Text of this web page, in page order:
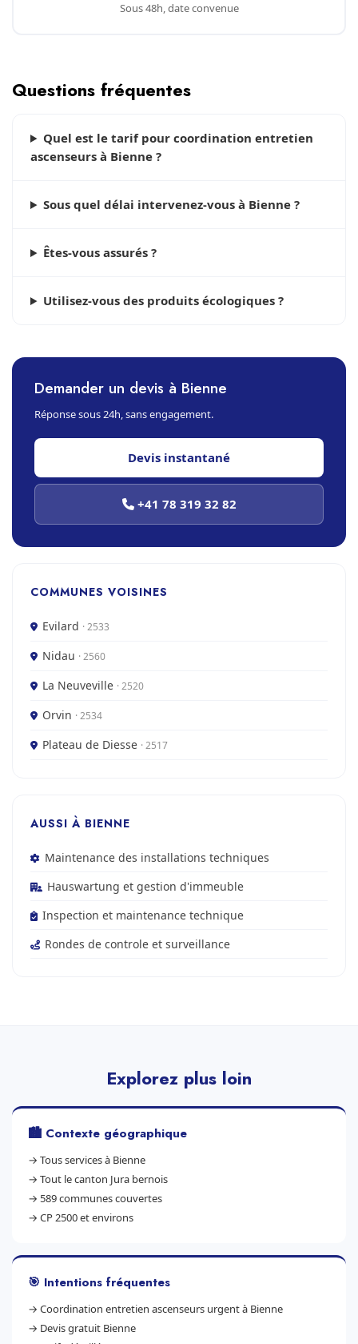
Sous 48h, date convenue
Questions fréquentes
Quel est le tarif pour coordination entretien
ascenseurs à Bienne ?
Sous quel délai intervenez-vous à Bienne ?
Êtes-vous assurés ?
Utilisez-vous des produits écologiques ?
Demander un devis à Bienne
Réponse sous 24h, sans engagement.
Devis instantané
+41 78 319 32 82
COMMUNES VOISINES
Evilard · 2533
Nidau · 2560
La Neuveville · 2520
Orvin · 2534
Plateau de Diesse · 2517
AUSSI À BIENNE
Maintenance des installations techniques
Hauswartung et gestion d'immeuble
Inspection et maintenance technique
Rondes de controle et surveillance
Explorez plus loin
🏙️ Contexte géographique
→ Tous services à Bienne
→ Tout le canton Jura bernois
→ 589 communes couvertes
→ CP 2500 et environs
🎯 Intentions fréquentes
→ Coordination entretien ascenseurs urgent à Bienne
→ Devis gratuit Bienne